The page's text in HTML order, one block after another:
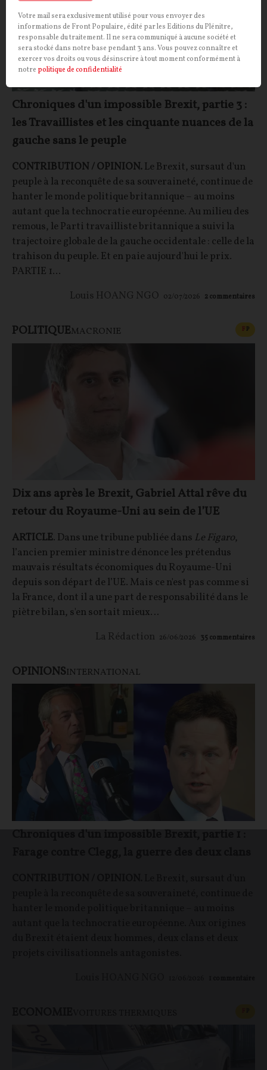
Chroniques d'un impossible Brexit, partie 3 :
les Travaillistes et les cinquante nuances de la
gauche sans le peuple
CONTRIBUTION / OPINION.Le Brexit, sursaut d'un
peuple à la reconquête de sa souveraineté, continue de
hanter le monde politique britannique – au moins
autant que la technocratie européenne. Au milieu des
remous, le Parti travailliste britannique a suivi la
trajectoire globale de la gauche occidentale : celle de la
trahison du peuple. Et en paie aujourd'hui le prix.
PARTIE 1...
Louis HOANG NGO 02/07/2026 2commentaires
POLITIQUEMACRONIE FP
Dix ans après le Brexit, Gabriel Attal rêve du
retour du Royaume-Uni au sein de l’UE
ARTICLE. Dans une tribune publiée dans Le Figaro,
l’ancien premier ministre dénonce les prétendus
mauvais résultats économiques du Royaume-Uni
depuis son départ de l’UE. Mais ce n'est pas comme si
la France, dont il a une part de responsabilité dans le
piètre bilan, s'en sortait mieux…
La Rédaction 26/06/2026 35 commentaires
OPINIONSINTERNATIONAL
Chroniques d'un impossible Brexit, partie 1 :
Votre mail sera exclusivement utilisé pour vous envoyer des
informations de Front Populaire, édité par les Editions du Plénitre,
responsable du traitement. Il ne sera communiqué à aucune société et
sera stocké dans notre base pendant 3 ans. Vous pouvez connaître et
exercer vos droits ou vous désinscrire à tout moment conformément à
notre politique de confidentialité